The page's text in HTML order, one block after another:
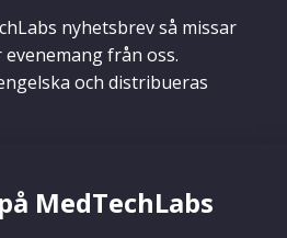
nyhetsbrev så missar
från oss.
och distribueras
MedTechLabs